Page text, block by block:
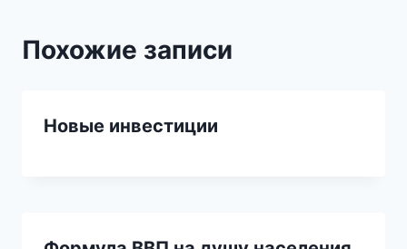
Похожие записи
Новые инвестиции